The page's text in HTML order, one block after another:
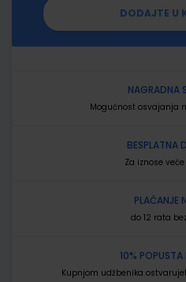
DODAJTE U
NAGRADNA
Mogućnost osvajanja
BESPLATNA
Za iznose
PLAĆANJE
do 12 rata
10% POPUSTA
Kupnjom udžbenika